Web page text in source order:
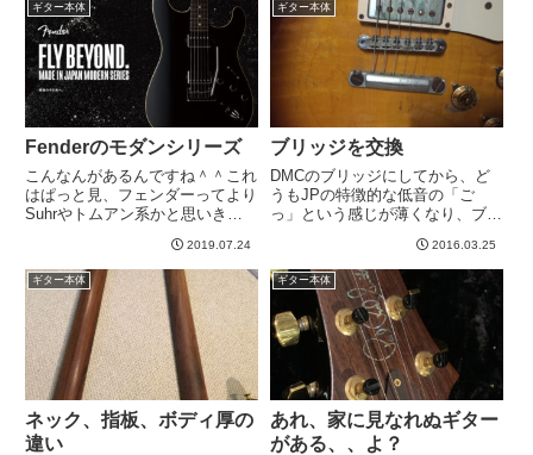
ギター本体
Fenderのモダンシリーズ
こんなんがあるんですね＾＾これ
はぱっと見、フェンダーってより
Suhrやトムアン系かと思いき
ですね。これでストラトっていわ
れてもおお？！って感じですけ
ど、シェイプがストラトなのか。
ハムだし全然違うギターに見え...
2019.07.24
ギター本体
ブリッジを交換
DMCのブリッジにしてから、ど
うもJPの特徴的な低音の「ご
っ」という感じが薄くなり、ブラ
ました。というわけで、昨夜、弦
交換のついでにブリッジを元々付
いていた純正のブリッジに変更。
写真は変更後。購入時についてい
た...
2016.03.25
ギター本体
ネック、指板、ボディ厚の
違い
ギター本体
あれ、家に見なれぬギター
がある、、よ？